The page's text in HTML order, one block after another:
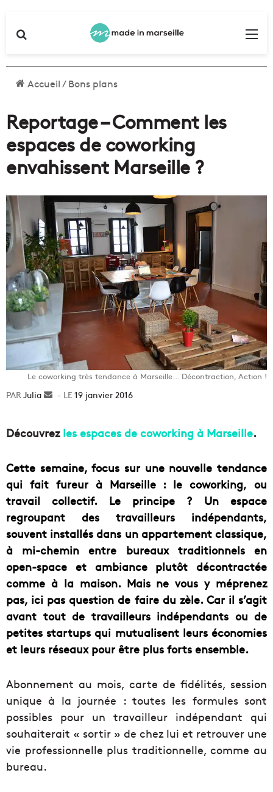
Accueil/Bons plans
Reportage – Comment les
espaces de coworking
envahissent Marseille ?
Le coworking très tendance à Marseille… Décontraction, Action !
Julia
Envoyer19 janvier 2016
Découvrez les espaces de coworking à Marseille.
Cette semaine, focus sur une nouvelle tendance
qui fait fureur à Marseille : le coworking, ou
travail collectif. Le principe ? Un espace
regroupant des travailleurs indépendants,
souvent installés dans un appartement classique,
à mi-chemin entre bureaux traditionnels en
open-space et ambiance plutôt décontractée
comme à la maison. Mais ne vous y méprenez
pas, ici pas question de faire du zèle. Car il s’agit
avant tout de travailleurs indépendants ou de
petites startups qui mutualisent leurs économies
et leurs réseaux pour être plus forts ensemble.
Abonnement au mois, carte de fidélités, session
unique à la journée : toutes les formules sont
possibles pour un travailleur indépendant qui
souhaiterait « sortir » de chez lui et retrouver une
vie professionnelle plus traditionnelle, comme au
bureau.